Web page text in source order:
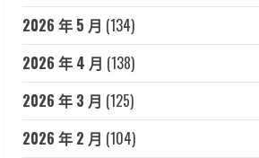
2026 年 5 月 (134)
2026 年 4 月 (138)
2026 年 3 月 (125)
2026 年 2 月 (104)